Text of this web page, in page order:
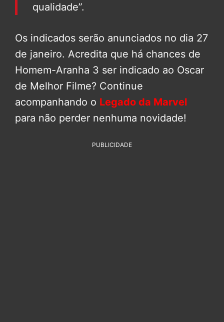
qualidade”.
Os indicados serão anunciados no dia 27
de janeiro. Acredita que há chances de
Homem-Aranha 3 ser indicado ao Oscar
de Melhor Filme? Continue
acompanhando o Legado da Marvel
para não perder nenhuma novidade!
PUBLICIDADE